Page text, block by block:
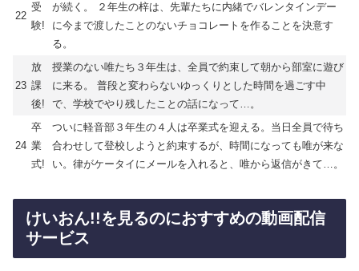
22
受
験!
が続く。 ２年生の梓は、先輩たちに内緒でバレンタインデー
に今まで渡したことのないチョコレートを作ることを決意す
る。
23
放
課
後!
授業のない唯たち３年生は、全員で約束して朝から部室に遊び
に来る。 普段と変わらないゆっくりとした時間を過ごす中
で、学校でやり残したことの話になって…。
24
卒
業
式!
ついに軽音部３年生の４人は卒業式を迎える。当日全員で待ち
合わせして登校しようと約束するが、時間になっても唯が来な
い。律がケータイにメールを入れると、唯から返信がきて…。
けいおん!!を見るのにおすすめの動画配信
サービス